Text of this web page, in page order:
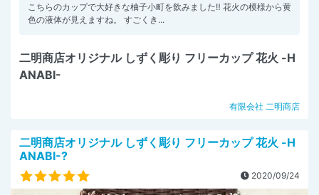
こちらのカップで大好きな柚子小町を飲みました‼️ 花火の模様から黄
色の液体が見えますね。 すごくき...
二明商店オリジナル しずく彫り フリーカップ 花火 -H
ANABI-
有限会社 二明商店
二明商店オリジナル しずく彫り フリーカップ 花火 -H
ANABI-?
2020/09/24